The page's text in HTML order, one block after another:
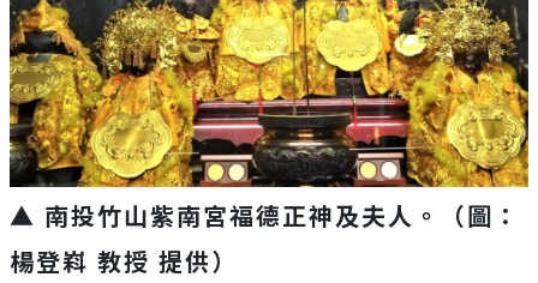
▲ 南投竹山紫南宮福德正神及夫人 。
（圖：
楊登嵙 教授 提供）